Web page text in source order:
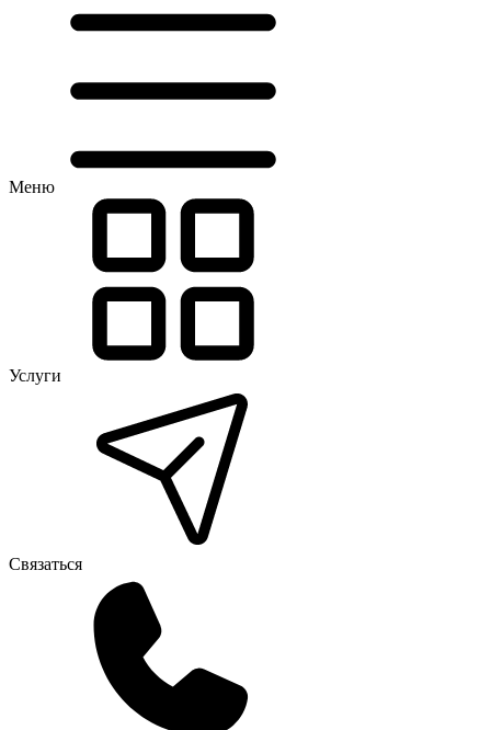
Меню
Услуги
Связаться